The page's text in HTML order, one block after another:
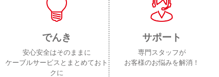
でんき
安心安全はそのままに
ケーブルサービスとまとめておト
クに
サポート
専門スタッフが
お客様のお悩みを解消！